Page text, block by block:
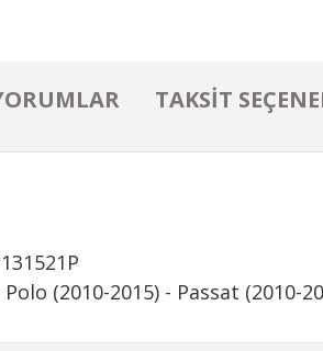
TAKSIT
(2010-2015) - Passat